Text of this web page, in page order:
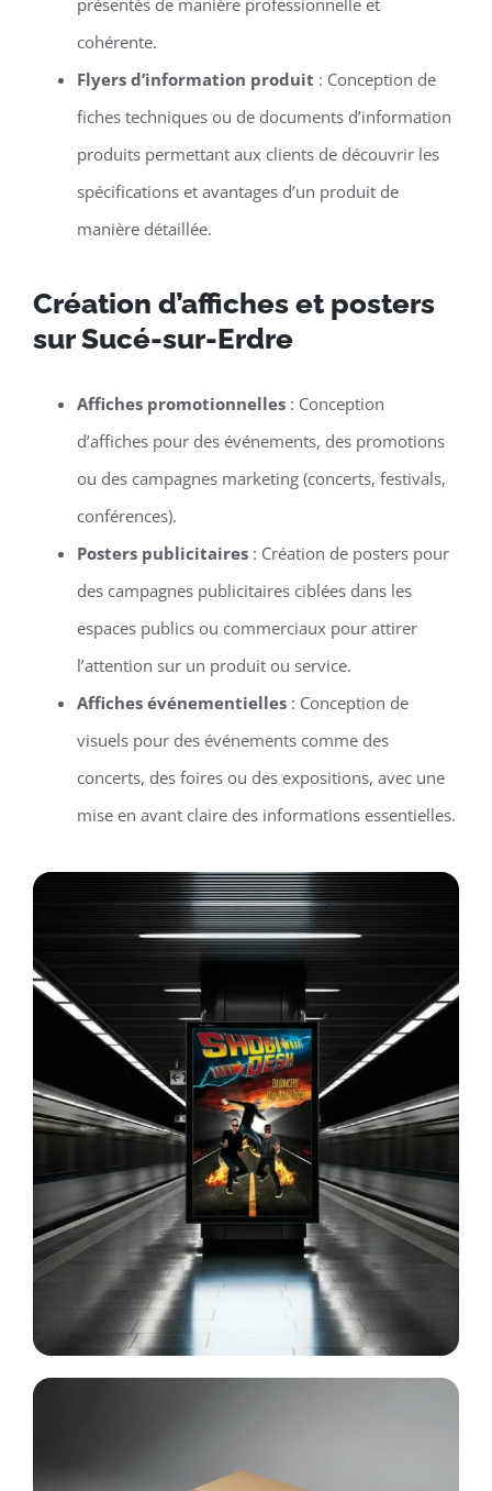
cohérente.
Flyers d’information produit : Conception de
fiches techniques ou de documents d’information
produits permettant aux clients de découvrir les
spécifications et avantages d’un produit de
manière détaillée.
Création d’affiches et posters
sur Sucé-sur-Erdre
Affiches promotionnelles: Conception
d’affiches pour des événements, des promotions
ou des campagnes marketing (concerts, festivals,
conférences).
Posters publicitaires: Création de posters pour
des campagnes publicitaires ciblées dans les
espaces publics ou commerciaux pour attirer
l’attention sur un produit ou service.
Affiches événementielles: Conception de
visuels pour des événements comme des
concerts, des foires ou des expositions, avec une
mise en avant claire des informations essentielles.